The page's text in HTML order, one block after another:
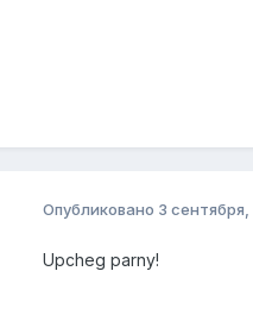
Опубликовано 3 сентября,
Upcheg parny!